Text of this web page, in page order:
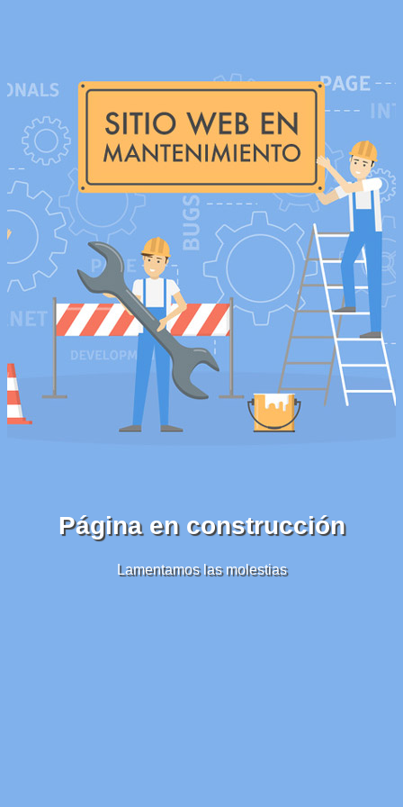
Página en construcción
Lamentamos las molestias